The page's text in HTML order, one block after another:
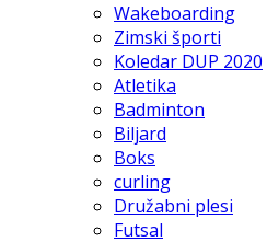
Wakeboarding
Zimski športi
Koledar DUP 2020
Atletika
Badminton
Biljard
Boks
curling
Družabni plesi
Futsal